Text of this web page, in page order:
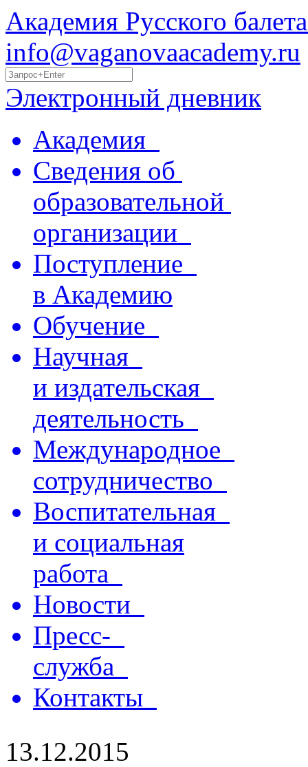
Академия Русского
info@vaganovaacademy.ru
Электронный дневник
Академия
Сведения об
образовательной
организации
Поступление
в Академию
Обучение
Научная
и издательская
деятельность
Международное
сотрудничество
Воспитательная
и социальная
работа
Новости
Пресс-
служба
Контакты
13.12.2015